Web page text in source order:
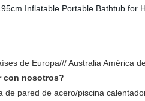
de Europa/// Australia América
con nosotros?
de pared de acero/piscina